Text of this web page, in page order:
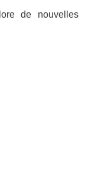
de nouvelles